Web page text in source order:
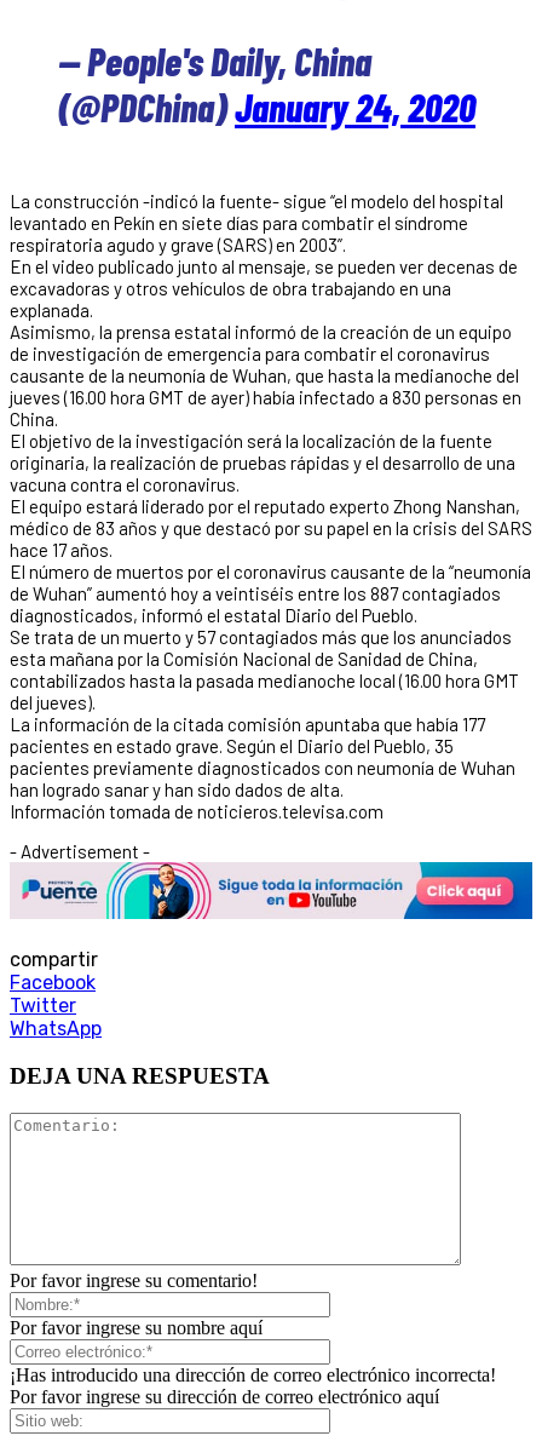
— People's Daily, China
(@PDChina)January 24, 2020
La construcción -indicó la fuente- sigue “el modelo del hospital
levantado en Pekín en siete días para combatir el síndrome
respiratoria agudo y grave (SARS) en 2003”.
En el video publicado junto al mensaje, se pueden ver decenas de
excavadoras y otros vehículos de obra trabajando en una
explanada.
Asimismo, la prensa estatal informó de la creación de un equipo
de investigación de emergencia para combatir el coronavirus
causante de la neumonía de Wuhan, que hasta la medianoche del
jueves (16.00 hora GMT de ayer) había infectado a 830 personas en
China.
El objetivo de la investigación será la localización de la fuente
originaria, la realización de pruebas rápidas y el desarrollo de una
vacuna contra el coronavirus.
El equipo estará liderado por el reputado experto Zhong Nanshan,
médico de 83 años y que destacó por su papel en la crisis del SARS
hace 17 años.
El número de muertos por el coronavirus causante de la “neumonía
de Wuhan” aumentó hoy a veintiséis entre los 887 contagiados
diagnosticados, informó el estatal Diario del Pueblo.
Se trata de un muerto y 57 contagiados más que los anunciados
esta mañana por la Comisión Nacional de Sanidad de China,
contabilizados hasta la pasada medianoche local (16.00 hora GMT
del jueves).
La información de la citada comisión apuntaba que había 177
pacientes en estado grave. Según el Diario del Pueblo, 35
pacientes previamente diagnosticados con neumonía de Wuhan
han logrado sanar y han sido dados de alta.
Información tomada de noticieros.televisa.com
- Advertisement -
compartir
Facebook
Twitter
WhatsApp
DEJA UNA RESPUESTA
Por favor ingrese su comentario!
Por favor ingrese su nombre aquí
¡Has introducido una dirección de correo electrónico incorrecta!
Por favor ingrese su dirección de correo electrónico aquí